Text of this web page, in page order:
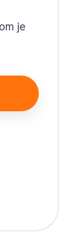
je